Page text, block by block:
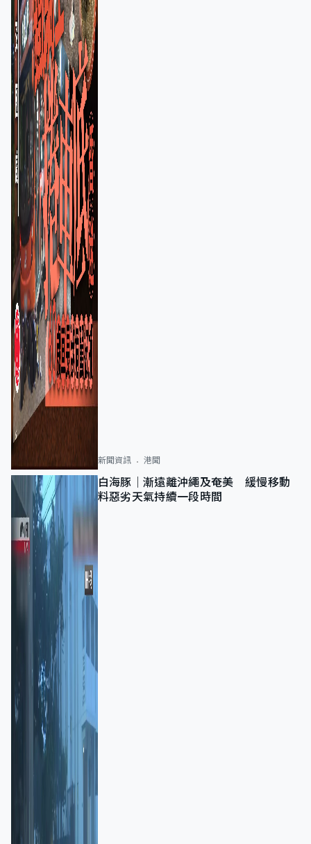
新聞資訊 港聞
白海豚｜漸遠離沖繩及奄美 緩慢移動
料惡劣天氣持續一段時間